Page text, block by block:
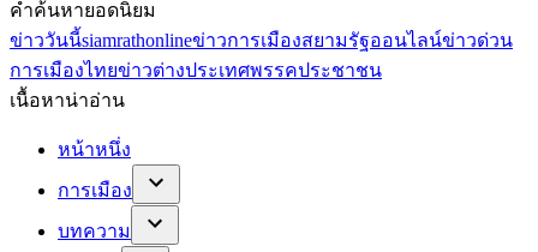
คำค้นหายอดนิยม
ข่าววันนี้siamrathonlineข่าวการเมืองสยามรัฐออนไลน์ข่าวด่วน
การเมืองไทยข่าวต่างประเทศพรรคประชาชน
เนื้อหาน่าอ่าน
หน้าหนึ่ง
การเมือง
บทความ